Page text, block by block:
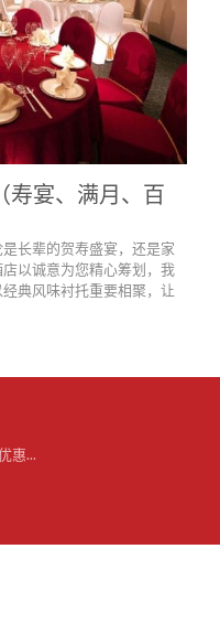
寿宴、满月、百
长辈的贺寿盛宴，还是家
以诚意为您精心筹划，我
典风味衬托重要相聚，让
惠...